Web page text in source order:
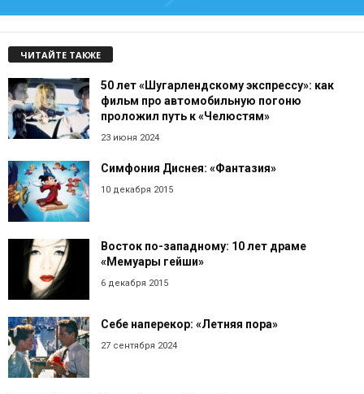
ЧИТАЙТЕ ТАКЖЕ
50 лет «Шугарлендскому экспрессу»: как
фильм про автомобильную погоню
проложил путь к «Челюстям»
23 июня 2024
Симфония Диснея: «Фантазия»
10 декабря 2015
Восток по-западному: 10 лет драме
«Мемуары гейши»
6 декабря 2015
Себе наперекор: «Летняя пора»
27 сентября 2024